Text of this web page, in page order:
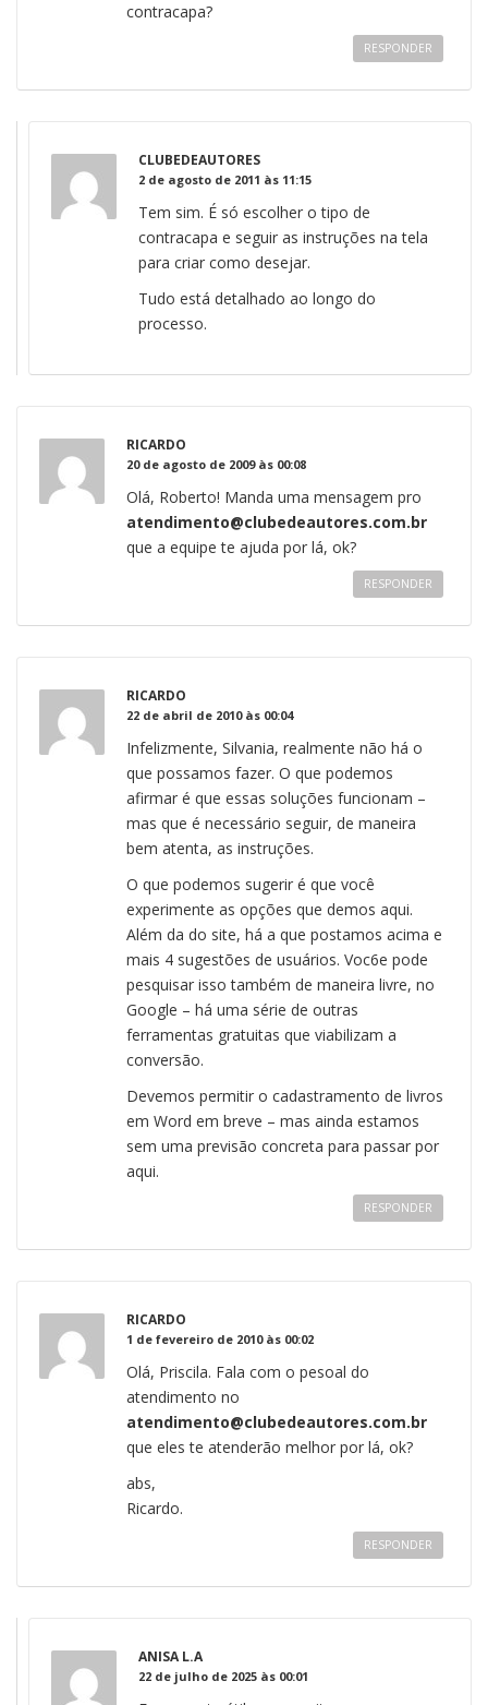
contracapa?
RESPONDER
CLUBEDEAUTORES
2 de agosto de 2011 às 11:15
Tem sim. É só escolher o tipo de
contracapa e seguir as instruções na tela
para criar como desejar.
Tudo está detalhado ao longo do
processo.
RICARDO
20 de agosto de 2009 às 00:08
Olá, Roberto! Manda uma mensagem pro
atendimento@clubedeautores.com.br
que a equipe te ajuda por lá, ok?
RESPONDER
RICARDO
22 de abril de 2010 às 00:04
Infelizmente, Silvania, realmente não há o
que possamos fazer. O que podemos
afirmar é que essas soluções funcionam –
mas que é necessário seguir, de maneira
bem atenta, as instruções.
O que podemos sugerir é que você
experimente as opções que demos aqui.
Além da do site, há a que postamos acima e
mais 4 sugestões de usuários. Voc6e pode
pesquisar isso também de maneira livre, no
Google – há uma série de outras
ferramentas gratuitas que viabilizam a
conversão.
Devemos permitir o cadastramento de livros
em Word em breve – mas ainda estamos
sem uma previsão concreta para passar por
aqui.
RESPONDER
RICARDO
1 de fevereiro de 2010 às 00:02
Olá, Priscila. Fala com o pesoal do
atendimento no
atendimento@clubedeautores.com.br
que eles te atenderão melhor por lá, ok?
abs,
Ricardo.
RESPONDER
ANISA L.A
22 de julho de 2025 às 00:01